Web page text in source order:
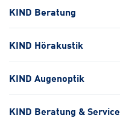
KIND Beratung
KIND Hörakustik
KIND Augenoptik
KIND Beratung & Service